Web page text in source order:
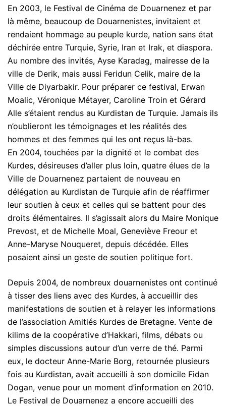
En 2003, le Festival de Cinéma de Douarnenez et par
là même, beaucoup de Douarnenistes, invitaient et
rendaient hommage au peuple kurde, nation sans état
déchirée entre Turquie, Syrie, Iran et Irak, et diaspora.
Au nombre des invités, Ayse Karadag, mairesse de la
ville de Derik, mais aussi Feridun Celik, maire de la
Ville de Diyarbakir. Pour préparer ce festival, Erwan
Moalic, Véronique Métayer, Caroline Troin et Gérard
Alle s’étaient rendus au Kurdistan de Turquie. Jamais ils
n’oublieront les témoignages et les réalités des
hommes et des femmes qui les ont reçus là-bas.
En 2004, touchées par la dignité et le combat des
Kurdes, désireuses d’aller plus loin, quatre élues de la
Ville de Douarnenez partaient de nouveau en
délégation au Kurdistan de Turquie afin de réaffirmer
leur soutien à ceux et celles qui se battent pour des
droits élémentaires. Il s’agissait alors du Maire Monique
Prevost, et de Michelle Moal, Geneviève Freour et
Anne-Maryse Nouqueret, depuis décédée. Elles
posaient ainsi un geste de soutien politique fort.
Depuis 2004, de nombreux douarnenistes ont continué
à tisser des liens avec des Kurdes, à accueillir des
manifestations de soutien et à relayer les informations
de l’association Amitiés Kurdes de Bretagne. Vente de
kilims de la coopérative d’Hakkari, films, débats ou
simples discussions autour d’un verre de thé. Parmi
eux, le docteur Anne-Marie Borg, retournée plusieurs
fois au Kurdistan, avait accueilli à son domicile Fidan
Dogan, venue pour un moment d’information en 2010.
Le Festival de Douarnenez a encore accueilli des